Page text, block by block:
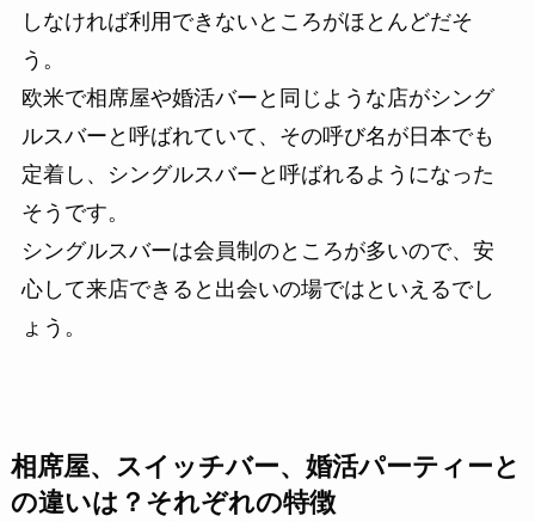
しなければ利用できないところがほとんどだそ
う。
欧米で相席屋や婚活バーと同じような店がシング
ルスバーと呼ばれていて、その呼び名が日本でも
定着し、シングルスバーと呼ばれるようになった
そうです。
シングルスバーは会員制のところが多いので、安
心して来店できると出会いの場ではといえるでし
ょう。
相席屋、スイッチバー、婚活パーティーと
の違いは？それぞれの特徴